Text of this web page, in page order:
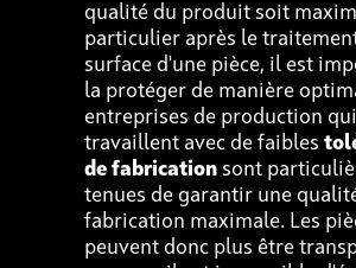
qualité du produit soit
particulier après le
surface d'une pièce, il est
la protéger de manière
entreprises de production qui
travaillent avec de faibles
de fabrication sont
tenues de garantir une
fabrication maximale. Les
peuvent donc plus être